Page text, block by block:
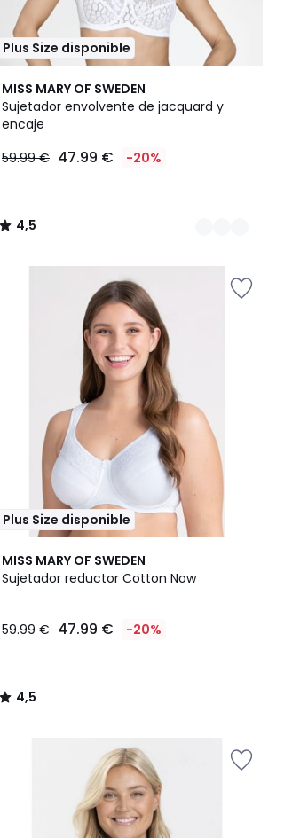
Plus Size disponible
MISS MARY OF SWEDEN
Sujetador envolvente de jacquard y
encaje
59.99 € 47.99 € -20%
4,5
/ 5
5
Colores
4,5
/
Plus Size disponible
MISS MARY OF SWEDEN
Sujetador reductor Cotton Now
59.99 € 47.99 € -20%
4,5
/ 5
4,5
/